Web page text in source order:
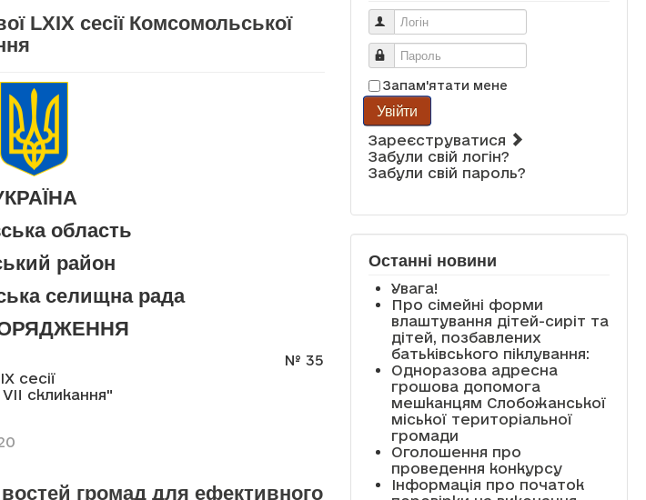
LXIX сесії Комсомольської
область
район
селищна рада
№ 35
сесії
скликання"
громад для ефективного
Логін
Пароль
Запам'ятати мене
Увійти
Зареєструватися
Забули свій логін?
Забули свій пароль?
Останні новини
Увага!
Про сімейні форми
влаштування дітей-сиріт та
дітей, позбавлених
батьківського піклування:
Одноразова адресна
грошова допомога
мешканцям Слобожанської
міської територіальної
громади
Оголошення про
проведення конкурсу
Інформація про початок